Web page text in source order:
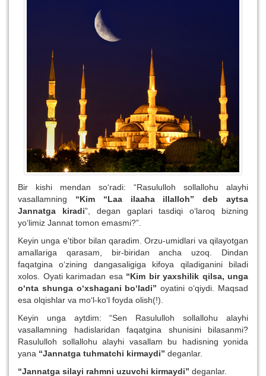
Bir kishi mendan so‘radi: “Rasululloh sollallohu alayhi
vasallamning “Kim “Laa ilaaha illalloh” deb aytsa
Jannatga kiradi”, degan gaplari tasdiqi o‘laroq bizning
yo‘limiz Jannat tomon emasmi?”.
Keyin unga e'tibor bilan qaradim. Orzu-umidlari va qilayotgan
amallariga qarasam, bir-biridan ancha uzoq. Dindan
faqatgina o‘zining dangasaligiga kifoya qiladiganini biladi
xolos. Oyati karimadan esa “Kim bir yaxshilik qilsa, unga
o‘nta shunga o‘xshagani bo‘ladi” oyatini o‘qiydi. Maqsad
esa olqishlar va mo‘l-ko‘l foyda olish(!).
Keyin unga aytdim: “Sen Rasululloh sollallohu alayhi
vasallamning hadislaridan faqatgina shunisini bilasanmi?
Rasululloh sollallohu alayhi vasallam bu hadisning yonida
yana “Jannatga tuhmatchi kirmaydi” deganlar.
“Jannatga silayi rahmni uzuvchi kirmaydi” deganlar.